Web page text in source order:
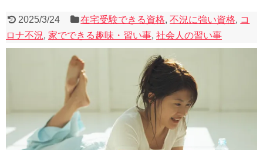
2025/3/24 在宅受験できる資格,不況に強い資格, コ
ロナ不況, 家でできる趣味・習い事, 社会人の習い事